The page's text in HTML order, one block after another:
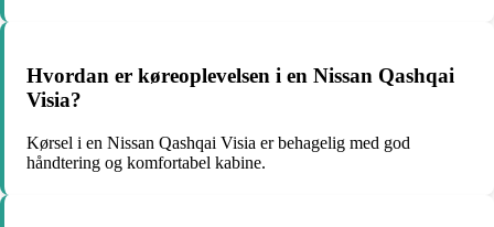
Hvordan er køreoplevelsen i en Nissan Qashqai
Visia?
Kørsel i en Nissan Qashqai Visia er behagelig med god
håndtering og komfortabel kabine.